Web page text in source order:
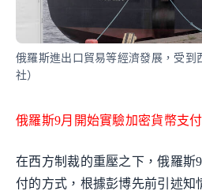
俄羅斯進出口貿易等經濟發展，受到
社）
俄羅斯9月開始實驗加密貨幣支付
在西方制裁的重壓之下，俄羅斯
付的方式，根據彭博先前引述知